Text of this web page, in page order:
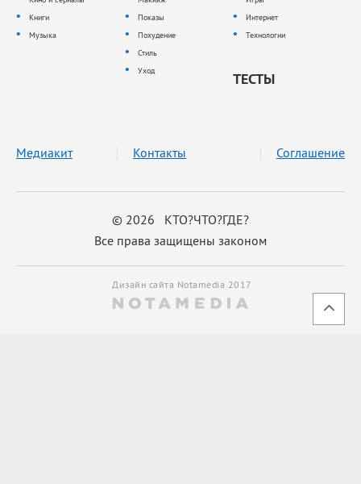
Книги
Музыка
Показы
Похудение
Стиль
Уход
Интернет
Технологии
ТЕСТЫ
© 2026 КТО?ЧТО?ГДЕ?
Все права защищены законом
Медиакит Контакты Соглашение
Дизайн сайта Notamedia 2017